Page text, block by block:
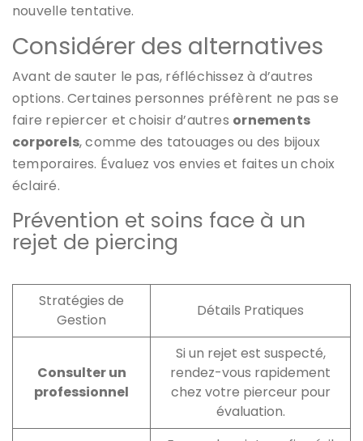
nouvelle tentative.
Considérer des alternatives
Avant de sauter le pas, réfléchissez à d’autres
options. Certaines personnes préfèrent ne pas se
faire repiercer et choisir d’autres ornements
corporels, comme des tatouages ou des bijoux
temporaires. Évaluez vos envies et faites un choix
éclairé.
Prévention et soins face à un
rejet de piercing
Stratégies de
Gestion
Détails Pratiques
Consulter un
professionnel
Si un rejet est suspecté,
rendez-vous rapidement
chez votre pierceur pour
évaluation.